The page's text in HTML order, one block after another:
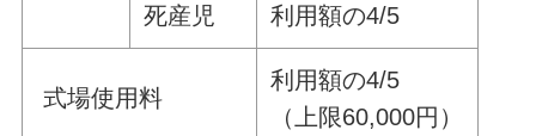
死産児 利用額の4/5
式場使用料
利用額の4/5
（上限60,000円）